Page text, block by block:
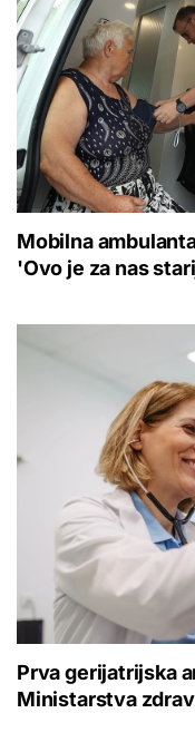
Mobilna
'Ovo je za nas
Prva gerijatrijska
Ministarstva